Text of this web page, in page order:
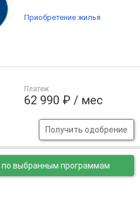
Платеж
62 990 ₽ / мес
Получить одобрение
Приобретение жилья
по выбранным программам